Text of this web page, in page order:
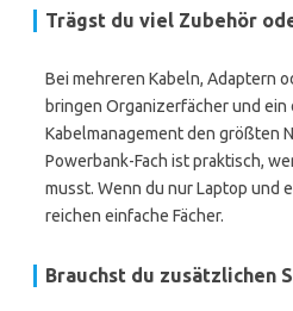
Trägst du viel Zubehör
Bei mehreren Kabeln, Adaptern
bringen Organizerfächer und ein
Kabelmanagement den größten
Powerbank-Fach ist praktisch,
musst. Wenn du nur Laptop und
reichen einfache Fächer.
Brauchst du zusätzlichen